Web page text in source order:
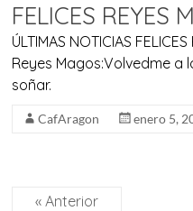
FELICES REYES
ÚLTIMAS NOTICIAS
Reyes Magos:Volvedme a
soñar.
CafAragon enero 5,
« Anterior